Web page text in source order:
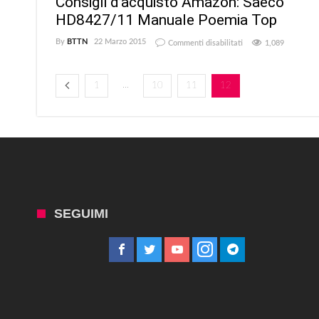
HD8427/11 Manuale Poemia Top
By BTTN 22 Marzo 2015 Commenti disabilitatisu
1,089
1 ... 10 11 12
SEGUIMI